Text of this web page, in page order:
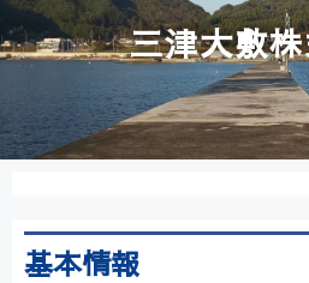
三津大敷
基本情報